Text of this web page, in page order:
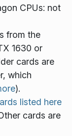
CPUs: not
from the
1630 or
cards are
which
).
listed here
cards are